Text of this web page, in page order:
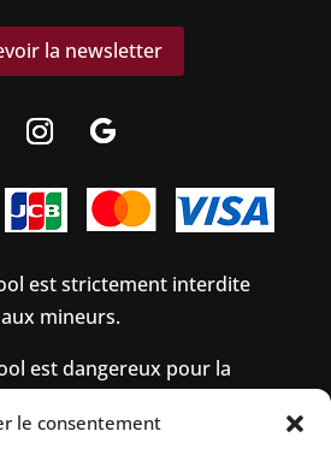
le consentement
la newsletter
est strictement interdite
aux mineurs.
est dangereux pour la